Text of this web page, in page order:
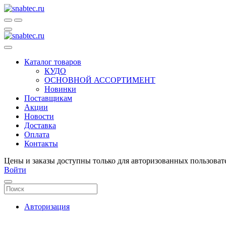
Каталог товаров
КУДО
ОСНОВНОЙ АССОРТИМЕНТ
Новинки
Поставщикам
Акции
Новости
Доставка
Оплата
Контакты
Цены и заказы доступны только для авторизованных
Войти
Авторизация